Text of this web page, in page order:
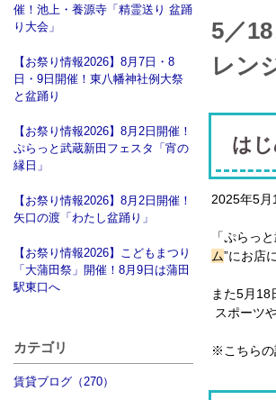
催！池上・養源寺「精霊送り 盆踊
り大会」
【お祭り情報2026】8月7日・8
日・9日開催！東八幡神社例大祭
と盆踊り
【お祭り情報2026】8月2日開催！
ぷらっと武蔵新田フェスタ「宵の
縁日」
【お祭り情報2026】8月2日開催！
矢口の渡「わたし盆踊り」
【お祭り情報2026】こどもまつり
「大蒲田祭」開催！8月9日は蒲田
駅東口へ
カテゴリ
賃貸ブログ（270）
5／
レン
は
2025年5
「ぷらっ
ム”にお店
また5月18
スポーツ
※こちらの